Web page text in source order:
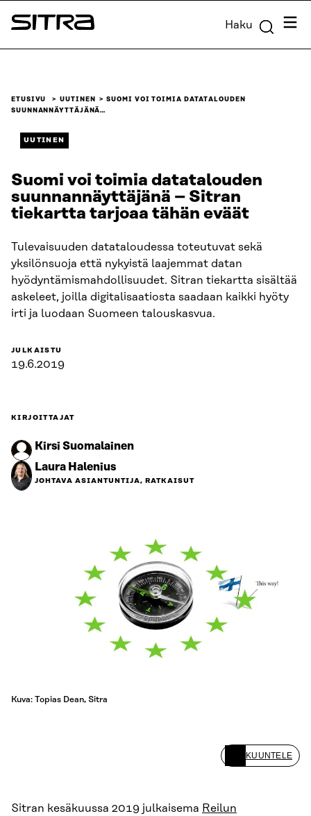
Siirry
suoraan
Sitra Haku
ETUSIVU UUTINEN
SUOMI VOI TOIMIA DATATALOUDEN
SUUNNANNÄYTTÄJÄNÄ…
UUTINEN
Suomi voi toimia datatalouden
suunnannäyttäjänä – Sitran
tiekartta tarjoaa tähän eväät
Tulevaisuuden datataloudessa toteutuvat sekä
yksilönsuoja että nykyistä laajemmat datan
hyödyntämismahdollisuudet. Sitran tiekartta sisältää
askeleet, joilla digitalisaatiosta saadaan kaikki hyöty
irti ja luodaan Suomeen talouskasvua.
JULKAISTU
19.6.2019
KIRJOITTAJAT
Kirsi Suomalainen
Laura Halenius
JOHTAVA ASIANTUNTIJA, RATKAISUT
Kuva: Topias Dean, Sitra
KUUNTELE
Sitran kesäkuussa 2019 julkaisema Reilun